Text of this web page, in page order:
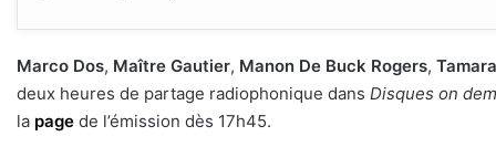
Marco Dos, Maître Gautier, Manon De Buck Rogers,
deux heures de partage radiophonique dans Disques on
la page de l’émission dès 17h45.